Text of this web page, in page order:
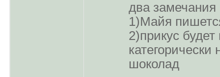
два
1)Майя
2)прикус
шоколад